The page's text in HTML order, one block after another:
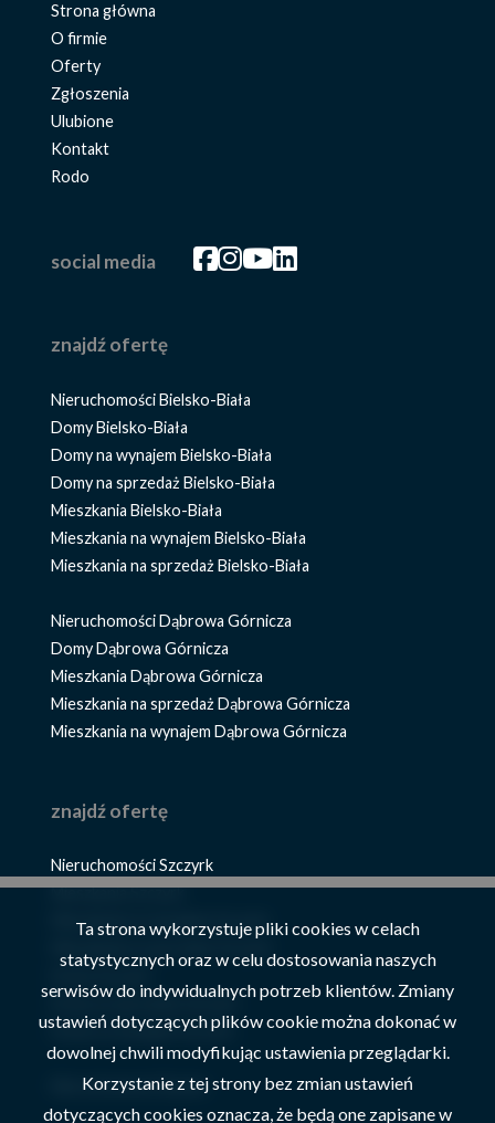
Strona główna
O firmie
Oferty
Zgłoszenia
Ulubione
Kontakt
Rodo
social media Facebook
Facebook
Facebook
Facebook
znajdź ofertę
Nieruchomości Bielsko-Biała
Domy Bielsko-Biała
Domy na wynajem Bielsko-Biała
Domy na sprzedaż Bielsko-Biała
Mieszkania Bielsko-Biała
Mieszkania na wynajem Bielsko-Biała
Mieszkania na sprzedaż Bielsko-Biała
Nieruchomości Dąbrowa Górnicza
Domy Dąbrowa Górnicza
Mieszkania Dąbrowa Górnicza
Mieszkania na sprzedaż Dąbrowa Górnicza
Mieszkania na wynajem Dąbrowa Górnicza
znajdź ofertę
Nieruchomości Szczyrk
Mieszkania Szczyrk
Mieszkania na wynajem Szczyrk
Domy na sprzedaż Szczyrk
Domy na wynajem Szczyrk
Nieruchomości Żywiec
Ta strona wykorzystuje pliki cookies w celach
statystycznych oraz w celu dostosowania naszych
serwisów do indywidualnych potrzeb klientów. Zmiany
ustawień dotyczących plików cookie można dokonać w
dowolnej chwili modyfikując ustawienia przeglądarki.
Korzystanie z tej strony bez zmian ustawień
dotyczących cookies oznacza, że będą one zapisane w